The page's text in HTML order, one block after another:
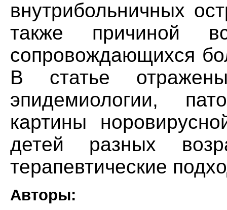
внутрибольничных
также причиной
сопровождающихся
В статье
эпидемиологии,
картины
детей разных
терапевтические
Авторы: